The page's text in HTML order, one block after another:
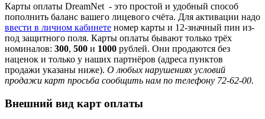
Карты оплаты DreamNet - это простой и удобный способ
пополнить баланс вашего лицевого счёта. Для активации надо
ввести в личном кабинете номер карты и 12-значный пин из-
под защитного поля. Карты оплаты бывают только трёх
номиналов: 300, 500 и 1000 рублей. Они продаются без
наценок и только у наших партнёров (адреса пунктов
продажи указаны ниже). О любых нарушениях условий
продажи карт просьба сообщить нам по телефону 72-62-00.
Внешний вид карт оплаты